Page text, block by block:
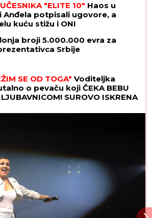
"ELITE 10" Haos u
Anđela potpisali ugovore, a
kuću stižu i ONI
broji 5.000.000 evra za
Srbije
SE OD TOGA" Voditeljka
o pevaču koji ČEKA BEBU
LJUBAVNICOM! SUROVO ISKRENA